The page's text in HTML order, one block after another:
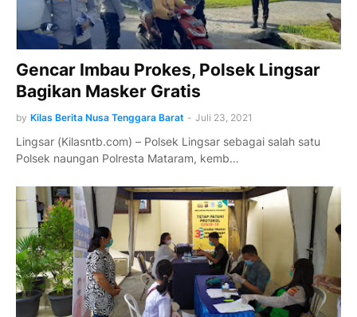
Gencar Imbau Prokes, Polsek Lingsar
Bagikan Masker Gratis
by Kilas Berita Nusa Tenggara Barat - Juli 23, 2021
Lingsar (Kilasntb.com) – Polsek Lingsar sebagai salah satu
Polsek naungan Polresta Mataram, kemb…